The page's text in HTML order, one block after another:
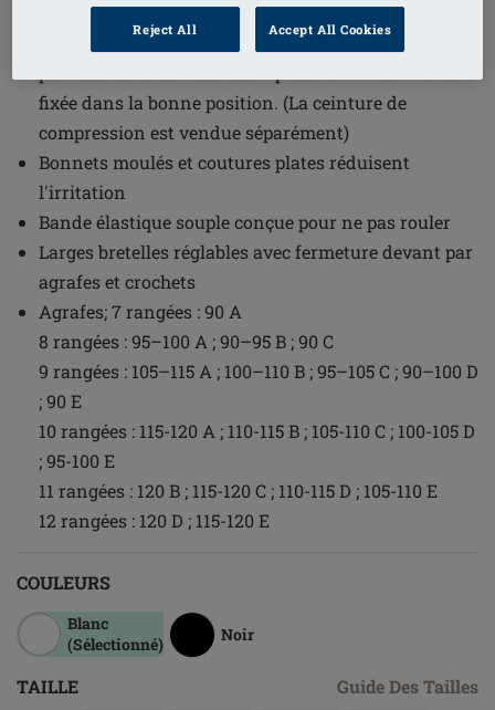
Doublé avec teneur élevée en coton
Bande de feutre souple placée au centre du dos pour
fixée dans la bonne position. (La ceinture de
compression est vendue séparément)
Bonnets moulés et coutures plates réduisent
l'irritation
Bande élastique souple conçue pour ne pas rouler
Larges bretelles réglables avec fermeture devant par
agrafes et crochets
Agrafes; 7 rangées : 90 A
8 rangées : 95–100 A ; 90–95 B ; 90 C
9 rangées : 105–115 A ; 100–110 B ; 95–105 C ; 90–100 D
; 90 E
10 rangées : 115-120 A ; 110-115 B ; 105-110 C ; 100-105 D
; 95-100 E
11 rangées : 120 B ; 115-120 C ; 110-115 D ; 105-110 E
12 rangées : 120 D ; 115-120 E
COULEURS
Blanc
(Sélectionné)
Noir
TAILLE Guide Des Tailles
Reject All Accept All Cookies